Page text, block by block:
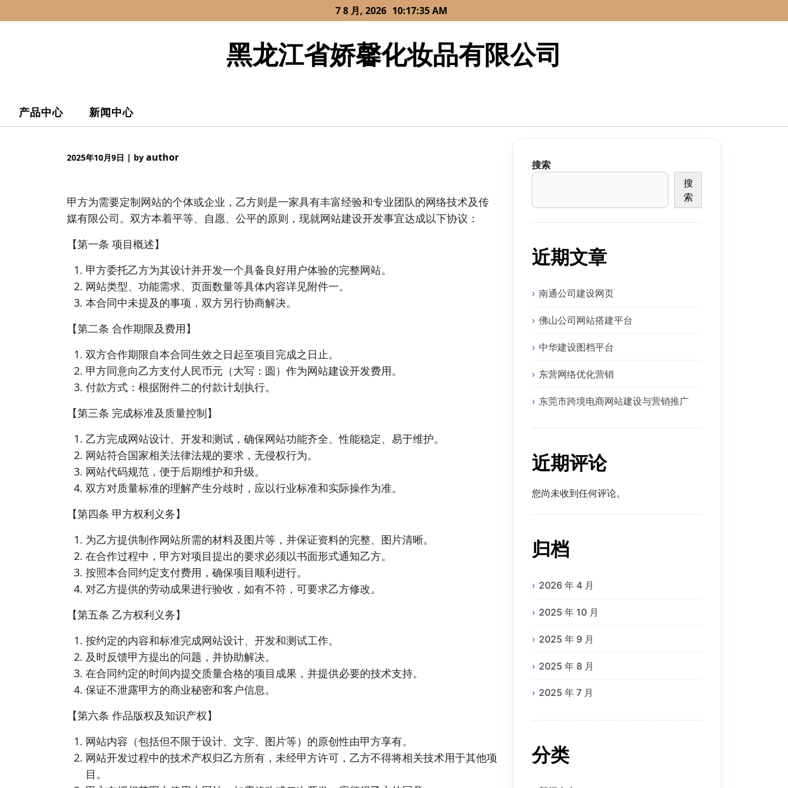
to
7 8 月, 2026 10:17:35 AM
黑龙江省娇馨化妆品有限公司
产品中心 新闻中心
2025年10月9日 | by author
甲方为需要定制网站的个体或企业，乙方则是一家具有丰富经验和专业团队的网络技术及传
媒有限公司。双方本着平等、自愿、公平的原则，现就网站建设开发事宜达成以下协议：
【第一条 项目概述】
甲方委托乙方为其设计并开发一个具备良好用户体验的完整网站。
网站类型、功能需求、页面数量等具体内容详见附件一。
本合同中未提及的事项，双方另行协商解决。
【第二条 合作期限及费用】
双方合作期限自本合同生效之日起至项目完成之日止。
甲方同意向乙方支付人民币元（大写：圆）作为网站建设开发费用。
付款方式：根据附件二的付款计划执行。
【第三条 完成标准及质量控制】
乙方完成网站设计、开发和测试，确保网站功能齐全、性能稳定、易于维护。
网站符合国家相关法律法规的要求，无侵权行为。
网站代码规范，便于后期维护和升级。
双方对质量标准的理解产生分歧时，应以行业标准和实际操作为准。
【第四条 甲方权利义务】
为乙方提供制作网站所需的材料及图片等，并保证资料的完整、图片清晰。
在合作过程中，甲方对项目提出的要求必须以书面形式通知乙方。
按照本合同约定支付费用，确保项目顺利进行。
对乙方提供的劳动成果进行验收，如有不符，可要求乙方修改。
【第五条 乙方权利义务】
按约定的内容和标准完成网站设计、开发和测试工作。
及时反馈甲方提出的问题，并协助解决。
在合同约定的时间内提交质量合格的项目成果，并提供必要的技术支持。
保证不泄露甲方的商业秘密和客户信息。
【第六条 作品版权及知识产权】
网站内容（包括但不限于设计、文字、图片等）的原创性由甲方享有。
网站开发过程中的技术产权归乙方所有，未经甲方许可，乙方不得将相关技术用于其他项
目。
搜索
搜
索
近期文章
南通公司建设网页
佛山公司网站搭建平台
中华建设图档平台
东营网络优化营销
东莞市跨境电商网站建设与营销推广
近期评论
您尚未收到任何评论。
归档
2026 年 4 月
2025 年 10 月
2025 年 9 月
2025 年 8 月
2025 年 7 月
分类